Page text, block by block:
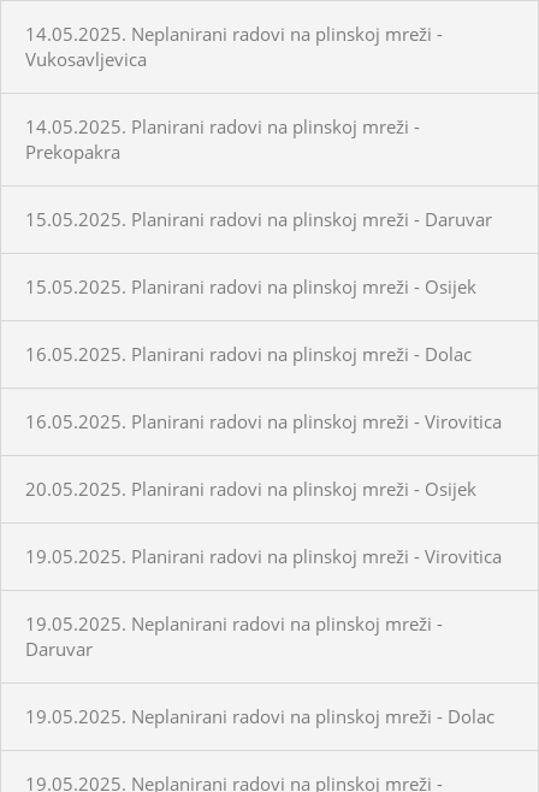
14.05.2025. Neplanirani radovi na plinskoj mreži -
Vukosavljevica
14.05.2025. Planirani radovi na plinskoj mreži -
Prekopakra
15.05.2025. Planirani radovi na plinskoj mreži - Daruvar
15.05.2025. Planirani radovi na plinskoj mreži - Osijek
16.05.2025. Planirani radovi na plinskoj mreži - Dolac
16.05.2025. Planirani radovi na plinskoj mreži - Virovitica
20.05.2025. Planirani radovi na plinskoj mreži - Osijek
19.05.2025. Planirani radovi na plinskoj mreži - Virovitica
19.05.2025. Neplanirani radovi na plinskoj mreži -
Daruvar
19.05.2025. Neplanirani radovi na plinskoj mreži - Dolac
19.05.2025. Neplanirani radovi na plinskoj mreži -